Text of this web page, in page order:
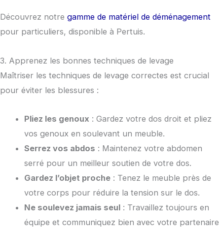
Découvrez notre gamme de matériel de déménagement
pour particuliers, disponible à Pertuis.
3. Apprenez les bonnes techniques de levage
Maîtriser les techniques de levage correctes est crucial
pour éviter les blessures :
Pliez les genoux : Gardez votre dos droit et pliez
vos genoux en soulevant un meuble.
Serrez vos abdos : Maintenez votre abdomen
serré pour un meilleur soutien de votre dos.
Gardez l’objet proche : Tenez le meuble près de
votre corps pour réduire la tension sur le dos.
Ne soulevez jamais seul : Travaillez toujours en
équipe et communiquez bien avec votre partenaire